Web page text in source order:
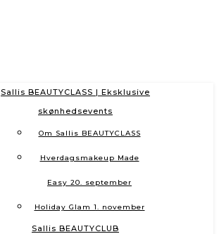
Sallis BEAUTYCLASS | Eksklusive
skønhedsevents
Om Sallis BEAUTYCLASS
Hverdagsmakeup Made
Easy 20. september
Holiday Glam 1. november
Sallis BEAUTYCLUB